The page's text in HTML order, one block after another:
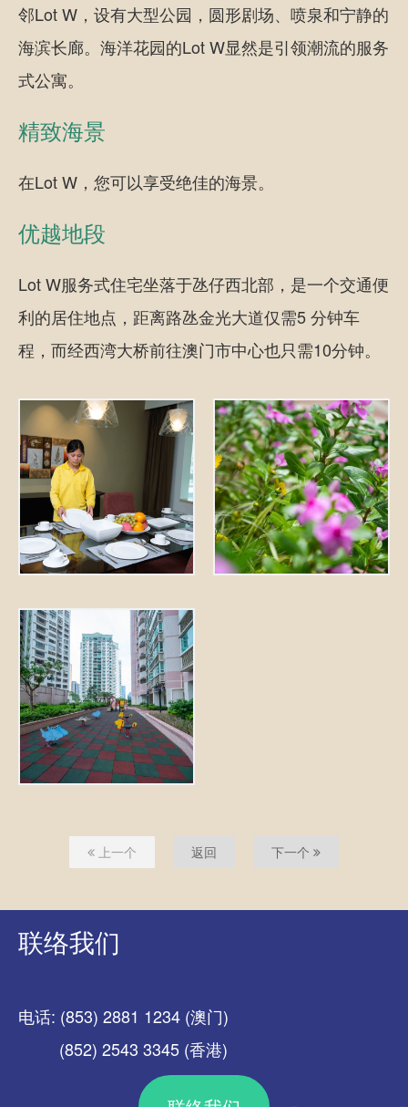
邻Lot W，设有大型公园，圆形剧场、喷泉和宁静的
海滨长廊。海洋花园的Lot W显然是引领潮流的服务
式公寓。
精致海景
在Lot W，您可以享受绝佳的海景。
优越地段
Lot W服务式住宅坐落于氹仔西北部，是一个交通便
利的居住地点，距离路氹金光大道仅需5 分钟车
程，而经西湾大桥前往澳门市中心也只需10分钟。
上一个 返回 下一个
联络我们
电话: (853) 2881 1234 (澳门)
(852) 2543 3345 (香港)